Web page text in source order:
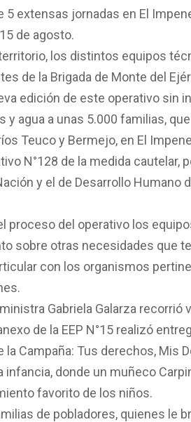
extensas jornadas en El
de agosto.
los distintos equipos
de la Brigada de Monte del
edición de este operativo sin
agua a unas 5.000 familias,
Teuco y Bermejo, en El
N°128 de la medida cautelar,
y el de Desarrollo Humano
proceso del operativo los
sobre otras necesidades que
con los organismos
Gabriela Galarza recorrió
de la EEP N°15 realizó
Campaña: Tus derechos, Mis
donde un muñeco
favorito de los niños.
de pobladores, quienes le